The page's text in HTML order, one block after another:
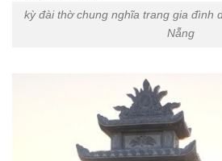
kỳ đài thờ chung nghĩa trang gia đình
Nẵng